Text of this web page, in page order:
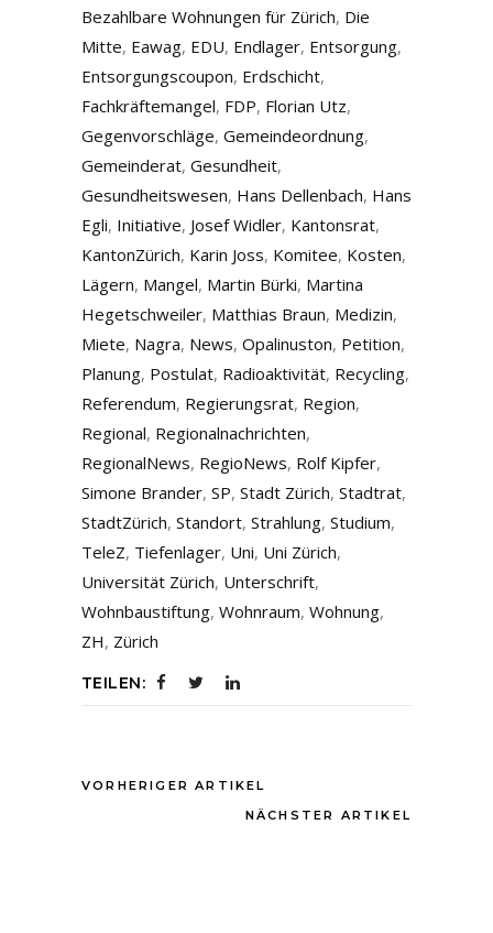
Bezahlbare Wohnungen für Zürich, Die
Mitte, Eawag, EDU, Endlager, Entsorgung,
Entsorgungscoupon, Erdschicht,
Fachkräftemangel, FDP, Florian Utz,
Gegenvorschläge, Gemeindeordnung,
Gemeinderat, Gesundheit,
Gesundheitswesen, Hans Dellenbach, Hans
Egli, Initiative, Josef Widler, Kantonsrat,
KantonZürich, Karin Joss, Komitee, Kosten,
Lägern, Mangel, Martin Bürki, Martina
Hegetschweiler, Matthias Braun, Medizin,
Miete, Nagra, News, Opalinuston, Petition,
Planung, Postulat, Radioaktivität, Recycling,
Referendum, Regierungsrat, Region,
Regional, Regionalnachrichten,
RegionalNews, RegioNews, Rolf Kipfer,
Simone Brander, SP, Stadt Zürich, Stadtrat,
StadtZürich, Standort, Strahlung, Studium,
TeleZ, Tiefenlager, Uni, Uni Zürich,
Universität Zürich, Unterschrift,
Wohnbaustiftung, Wohnraum, Wohnung,
ZH, Zürich
TEILEN:
VORHERIGER ARTIKEL
NÄCHSTER ARTIKEL